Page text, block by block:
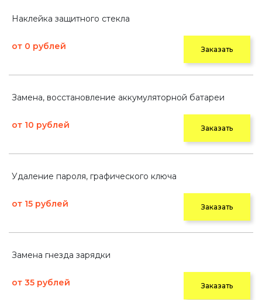
Наклейка защитного стекла
от 0 рублей Заказать
Замена, восстановление аккумуляторной батареи
от 10 рублей Заказать
Удаление пароля, графического ключа
от 15 рублей Заказать
Замена гнезда зарядки
от 35 рублей Заказать